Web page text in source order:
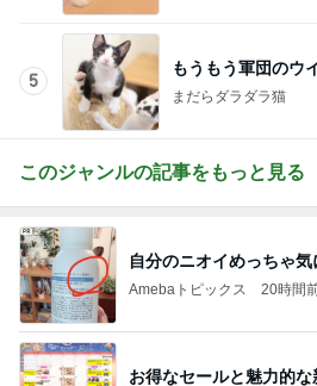
5
もうもう軍団のウ
まだらダラダラ猫
このジャンルの記事をもっと見る
自分のニオイめっちゃ気
Amebaトピックス 20時間
お得なセールと魅力的な